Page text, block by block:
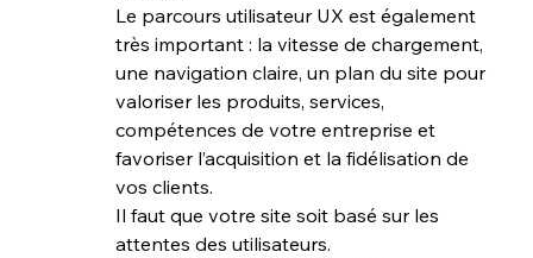
Le parcours utilisateur UX est également
très important : la vitesse de chargement,
une navigation claire, un plan du site pour
valoriser les produits, services,
compétences de votre entreprise et
favoriser l’acquisition et la fidélisation de
vos clients.
Il faut que votre site soit basé sur les
attentes des utilisateurs.